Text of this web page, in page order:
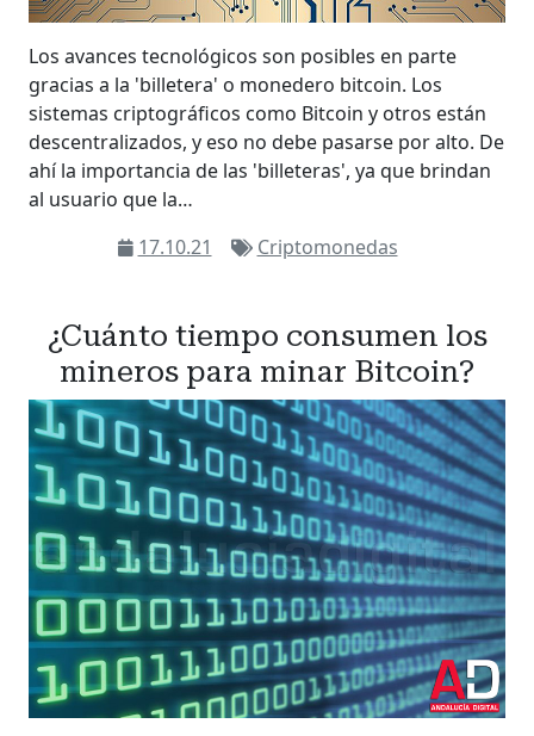
Los avances tecnológicos son posibles en parte
gracias a la 'billetera' o monedero bitcoin. Los
sistemas criptográficos como Bitcoin y otros están
descentralizados, y eso no debe pasarse por alto. De
ahí la importancia de las 'billeteras', ya que brindan
al usuario que la…
17.10.21
Criptomonedas
¿Cuánto tiempo consumen los
mineros para minar Bitcoin?